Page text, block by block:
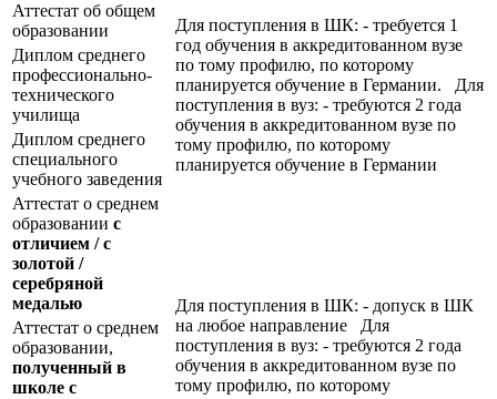
Аттестат об общем
образовании
Для поступления в ШК: - требуется 1
год обучения в аккредитованном вузе
по тому профилю, по которому
планируется обучение в Германии. Для
поступления в вуз: - требуются 2 года
обучения в аккредитованном вузе по
тому профилю, по которому
планируется обучение в Германии
Диплом среднего
профессионально-
технического
училища
Диплом среднего
специального
учебного заведения
Аттестат о среднем
образовании с
отличием / с
золотой /
серебряной
медалью
Для поступления в ШК: - допуск в ШК
на любое направление Для
поступления в вуз: - требуются 2 года
обучения в аккредитованном вузе по
тому профилю, по которому
Аттестат о среднем
образовании,
полученный в
школе с